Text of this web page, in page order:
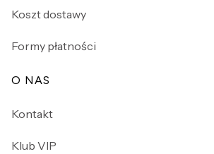
Koszt dostawy
Formy płatności
O NAS
Kontakt
Klub VIP